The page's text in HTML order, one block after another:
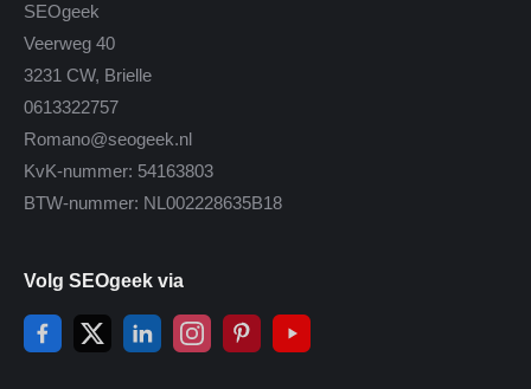
SEOgeek
Veerweg 40
3231 CW, Brielle
0613322757
Romano@seogeek.nl
KvK-nummer: 54163803
BTW-nummer: NL002228635B18
Volg SEOgeek via